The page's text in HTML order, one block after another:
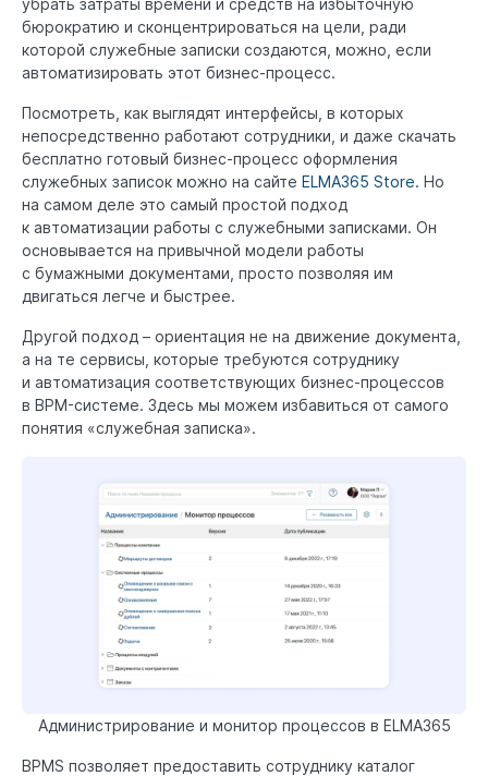
бюрократию и сконцентрироваться на цели, ради
которой служебные записки создаются, можно, если
автоматизировать этот бизнес-процесс.
Посмотреть, как выглядят интерфейсы, в которых
непосредственно работают сотрудники, и даже скачать
бесплатно готовый бизнес-процесс оформления
служебных записок можно на сайте ELMA365 Store. Но
на самом деле это самый простой подход
к автоматизации работы с служебными записками. Он
основывается на привычной модели работы
с бумажными документами, просто позволяя им
двигаться легче и быстрее.
Другой подход – ориентация не на движение документа,
а на те сервисы, которые требуются сотруднику
и автоматизация соответствующих бизнес-процессов
в BPM-системе. Здесь мы можем избавиться от самого
понятия «служебная записка».
Администрирование и монитор процессов в ELMA365
BPMS позволяет предоставить сотруднику каталог